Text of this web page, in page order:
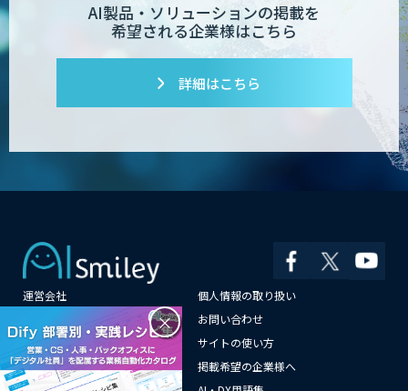
AI製品・ソリューションの掲載を
希望される企業様はこちら
詳細はこちら
運営会社
個人情報の取り扱い
お問い合わせ
メールマガジン登録
サイトの使い方
情報提供はこちらから
掲載希望の企業様へ
×